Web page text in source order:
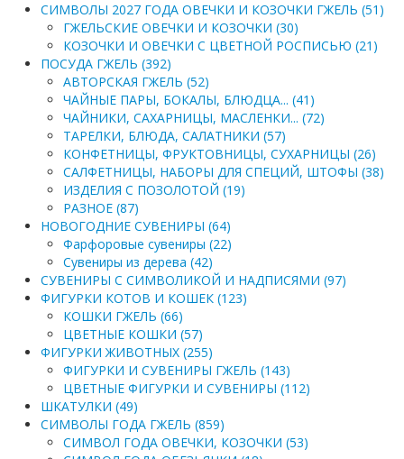
СИМВОЛЫ 2027 ГОДА ОВЕЧКИ И КОЗОЧКИ ГЖЕЛЬ (51)
ГЖЕЛЬСКИЕ ОВЕЧКИ И КОЗОЧКИ (30)
КОЗОЧКИ И ОВЕЧКИ С ЦВЕТНОЙ РОСПИСЬЮ (21)
ПОСУДА ГЖЕЛЬ (392)
АВТОРСКАЯ ГЖЕЛЬ (52)
ЧАЙНЫЕ ПАРЫ, БОКАЛЫ, БЛЮДЦА... (41)
ЧАЙНИКИ, САХАРНИЦЫ, МАСЛЕНКИ... (72)
ТАРЕЛКИ, БЛЮДА, САЛАТНИКИ (57)
КОНФЕТНИЦЫ, ФРУКТОВНИЦЫ, СУХАРНИЦЫ (26)
САЛФЕТНИЦЫ, НАБОРЫ ДЛЯ СПЕЦИЙ, ШТОФЫ (38)
ИЗДЕЛИЯ С ПОЗОЛОТОЙ (19)
РАЗНОЕ (87)
НОВОГОДНИЕ СУВЕНИРЫ (64)
Фарфоровые сувениры (22)
Сувениры из дерева (42)
СУВЕНИРЫ С СИМВОЛИКОЙ И НАДПИСЯМИ (97)
ФИГУРКИ КОТОВ И КОШЕК (123)
КОШКИ ГЖЕЛЬ (66)
ЦВЕТНЫЕ КОШКИ (57)
ФИГУРКИ ЖИВОТНЫХ (255)
ФИГУРКИ И СУВЕНИРЫ ГЖЕЛЬ (143)
ЦВЕТНЫЕ ФИГУРКИ И СУВЕНИРЫ (112)
ШКАТУЛКИ (49)
СИМВОЛЫ ГОДА ГЖЕЛЬ (859)
СИМВОЛ ГОДА ОВЕЧКИ, КОЗОЧКИ (53)